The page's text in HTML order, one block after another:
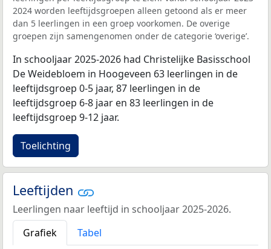
2024 worden leeftijdsgroepen alleen getoond als er meer
dan 5 leerlingen in een groep voorkomen. De overige
groepen zijn samengenomen onder de categorie ‘overige’.
In schooljaar 2025-2026 had Christelijke Basisschool
De Weidebloem in Hoogeveen 63 leerlingen in de
leeftijdsgroep 0-5 jaar, 87 leerlingen in de
leeftijdsgroep 6-8 jaar en 83 leerlingen in de
leeftijdsgroep 9-12 jaar.
Toelichting
Leeftijden
Leerlingen naar leeftijd in schooljaar 2025-2026.
Grafiek
Tabel